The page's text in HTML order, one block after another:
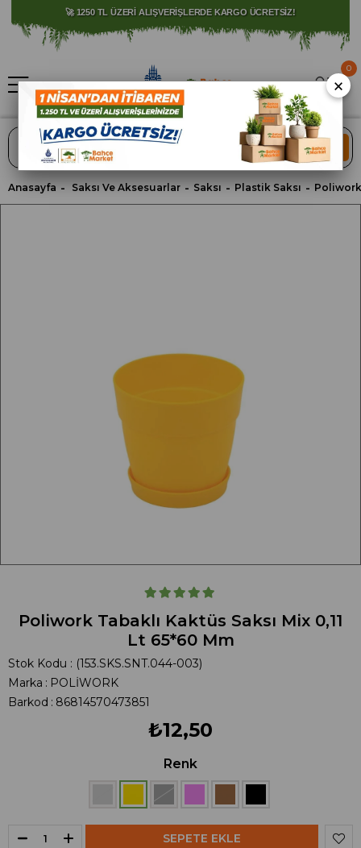
🚀 1250 TL ÜZERİ ALIŞVERİŞLERDE KARGO ÜCRETSİZ!
⚠️ SATIŞLARIMIZ YALNIZCA İSTANBUL İLİ İLE SINIRLIDIR.
ARA
0
Anasayfa Saksı Ve Aksesuarlar Saksı Plastik Saksı
Poliwork Tabaklı Kaktüs Saksı Mix 0,11
Lt 65*60 Mm
Stok Kodu
(153.SKS.SNT.044-003)
Marka : POLİWORK
Barkod : 86814570473851
₺12,50
Renk
×